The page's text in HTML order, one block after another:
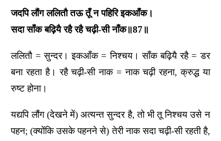
जदपि लौंग ललितौ तऊ तूँ न पहिरि इकआँक।
सदा साँक बढ़ियै रहै रहै चढ़ी-सी नाँक॥87॥
ललितौ = सुन्दर। इकआँक = निश्चय। साँक बढ़ियै रहै = डर
बना रहता है। रहै चढ़ी-सी नाक = नाक चढ़ी रहना, क्रुद्ध या
रुष्ट होना।
यद्यपि लौंग (देखने में) अत्यन्त सुन्दर है, तो भी तू निश्चय उसे न
पहन; (क्योंकि उसके पहनने से) तेरी नाक सदा चढ़ी-सी रहती है,